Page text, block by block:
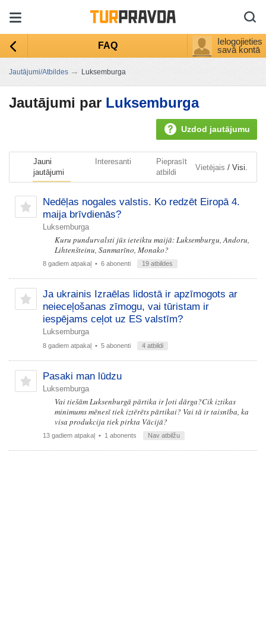
FAQ
Ielogojieties
savā kontā
Jautājumi/Atbildes → Luksemburga
Jautājumi par Luksemburga
Uzdod jautājumu
Jauni
jautājumi
Interesanti
Pieprasīt
atbildi
Vietējais / Visi.
Nedēļas nogales valstis. Ko redzēt Eiropā 4.
maija brīvdienās?
Luksemburga
Kuru pundurvalsti jūs ieteiktu maijā: Luksemburgu, Andoru,
Lihtenšteinu, Sanmarīno, Monako?
8 gadiem atpakaļ • 6 abonenti 19 atbildes
Ja ukrainis Izraēlas lidostā ir apzīmogots ar
neieceļošanas zīmogu, vai tūristam ir
iespējams ceļot uz ES valstīm?
Luksemburga
8 gadiem atpakaļ • 5 abonenti 4 atbildi
Pasaki man lūdzu
Luksemburga
Vai tiešām Luksenburgā pārtika ir ļoti dārga?Cik iztikas
minimums mēnesī tiek iztērēts pārtikai? Vai tā ir taisnība, ka
visa produkcija tiek pirkta Vācijā?
13 gadiem atpakaļ • 1 abonents Nav atbilžu